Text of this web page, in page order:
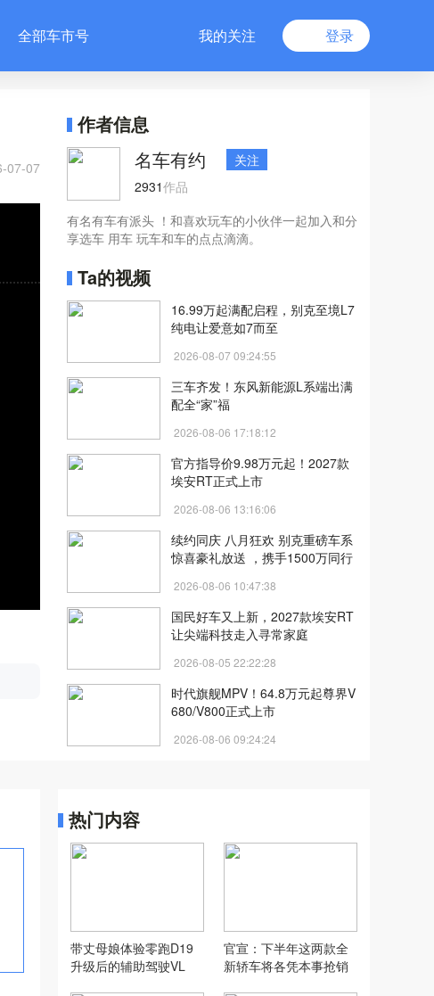
全部车市号 我的关注 登录
07-07
作者信息
名车有约
关注
2931作品
有名有车有派头 ！和喜欢玩车的小伙伴一起加入和分
享选车 用车 玩车和车的点点滴滴。
Ta的视频
16.99万起满配启程，别克至境L7
纯电让爱意如7而至
2026-08-07 09:24:55
三车齐发！东风新能源L系端出满
配全“家”福
2026-08-06 17:18:12
官方指导价9.98万元起！2027款
埃安RT正式上市
2026-08-06 13:16:06
续约同庆 八月狂欢 别克重磅车系
惊喜豪礼放送 ，携手1500万同行
2026-08-06 10:47:38
国民好车又上新，2027款埃安RT
让尖端科技走入寻常家庭
2026-08-05 22:22:28
时代旗舰MPV！64.8万元起尊界V
680/V800正式上市
2026-08-06 09:24:24
热门内容
带丈母娘体验零跑D19
升级后的辅助驾驶VL
官宣：下半年这两款全
新轿车将各凭本事抢销